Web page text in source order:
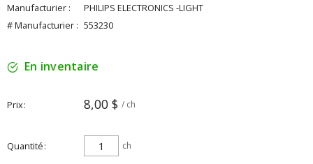
Manufacturier :
PHILIPS ELECTRONICS -LIGHT
# Manufacturier : 553230
En inventaire
Prix 8,00 $ / ch
Quantité ch